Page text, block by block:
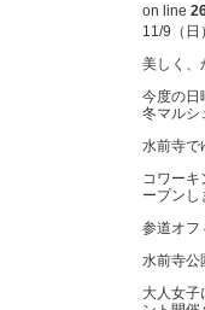
on line
11/9（日
美しく、
今度の
冬マルシ
水前寺で
コワー
ープンし
参道オフ
水前寺公
大人女子